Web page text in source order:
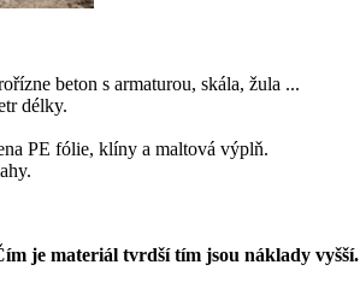
beton s armaturou, skála, žula ...
délky.
PE fólie, klíny a maltová výplň.
je materiál tvrdší tím jsou náklady vyšší.